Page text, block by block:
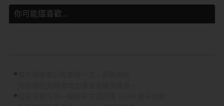
你可能還喜歡…
*
*